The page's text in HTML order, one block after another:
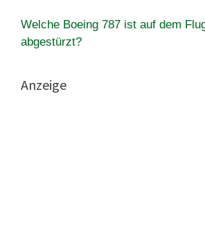
Welche Boeing 787 ist auf dem
abgestürzt?
Anzeige